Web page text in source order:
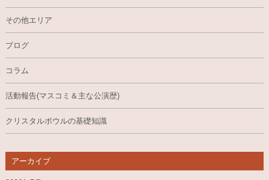
その他エリア
ブログ
コラム
活動報告(マスコミ＆主な公演歴)
クリスタルボウルの基礎知識
アーカイブ